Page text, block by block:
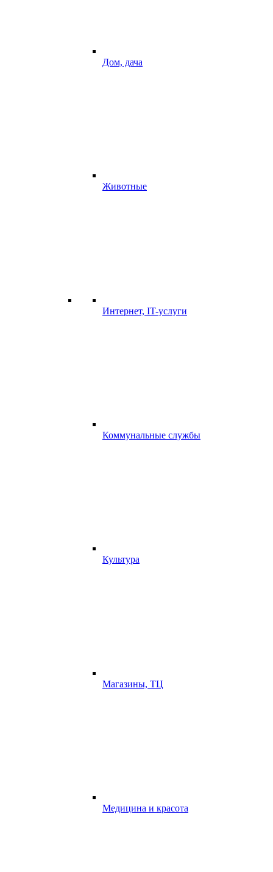
Дом, дача
Животные
Интернет, IT-услуги
Коммунальные службы
Культура
Магазины, ТЦ
Медицина и красота